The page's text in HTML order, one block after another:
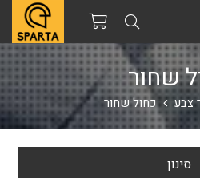
שחור
צבע כחול שחור
סינון